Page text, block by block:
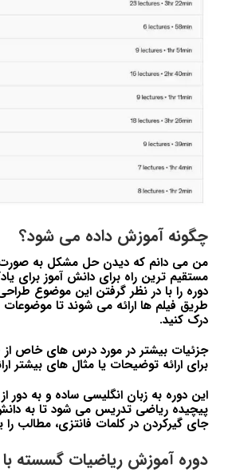
چگونه آموزش داده می شود؟
من می دانم که دیدن حل مشکل به صورت
مستقیم ترین راه برای دانش آموز برای
دوره را با در نظر گرفتن این موضوع
طریق فیلم ها ارائه می شوند تا موضوعات
درک کنید.
جزئیات بیشتر در مورد درس های خاص
برای ارائه توضیحات یا مثال های بیشتر
این دوره به زبان انگلیسی ساده و به دور
پیچیده ریاضی تدریس می شود تا به
جای گیرکردن در کلمات فانتزی، مطالب را
دوره آموزش ریاضیات گسسته